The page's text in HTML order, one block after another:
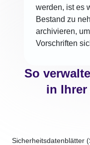
werden, ist es
Bestand zu
archivieren,
Vorschriften
So
in Ihrer
Sicherheitsdatenblätter